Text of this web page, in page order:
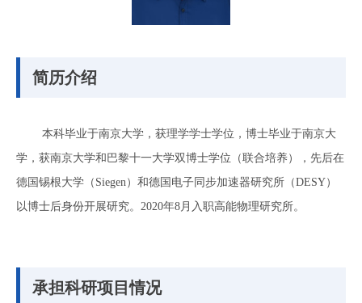
简历介绍
本科毕业于南京大学，获理学学士学位，博士毕业于南京大
学，获南京大学和巴黎十一大学双博士学位（联合培养），先后在
德国锡根大学（Siegen）和德国电子同步加速器研究所（DESY）
以博士后身份开展研究。2020年8月入职高能物理研究所。
承担科研项目情况